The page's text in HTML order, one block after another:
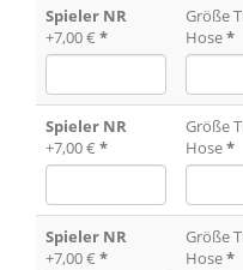
Spieler NR
+7,00 € *
Größe
Hose*
Spieler NR
+7,00 € *
Größe
Hose*
Spieler NR
+7,00 € *
Größe
Hose*